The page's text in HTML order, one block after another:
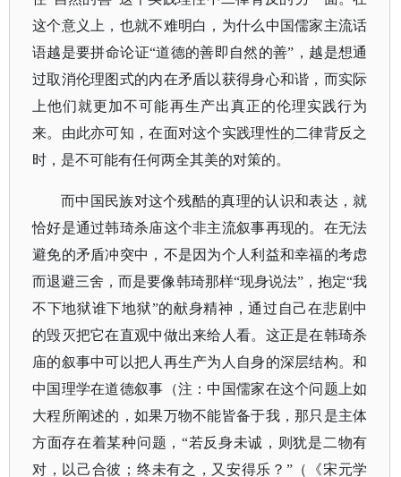
这个意义上，也就不难明白，为什么中国儒家主流话
语越是要拼命论证“道德的善即自然的善”，越是想通
过取消伦理图式的内在矛盾以获得身心和谐，而实际
上他们就更加不可能再生产出真正的伦理实践行为
来。由此亦可知，在面对这个实践理性的二律背反之
时，是不可能有任何两全其美的对策的。
而中国民族对这个残酷的真理的认识和表达，就
恰好是通过韩琦杀庙这个非主流叙事再现的。在无法
避免的矛盾冲突中，不是因为个人利益和幸福的考虑
而退避三舍，而是要像韩琦那样“现身说法”，抱定“我
不下地狱谁下地狱”的献身精神，通过自己在悲剧中
的毁灭把它在直观中做出来给人看。这正是在韩琦杀
庙的叙事中可以把人再生产为人自身的深层结构。和
中国理学在道德叙事（注：中国儒家在这个问题上如
大程所阐述的，如果万物不能皆备于我，那只是主体
方面存在着某种问题，“若反身未诚，则犹是二物有
对，以己合彼；终未有之，又安得乐？”（《宋元学